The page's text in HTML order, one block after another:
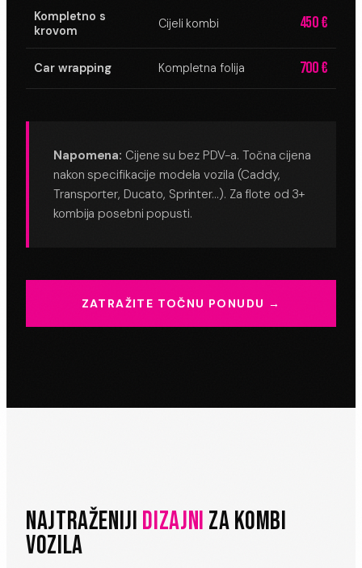
Kompletno s
krovom
Cijeli kombi 450 €
Car wrapping Kompletna folija 700 €
Napomena: Cijene su bez PDV-a. Točna cijena
nakon specifikacije modela vozila (Caddy,
Transporter, Ducato, Sprinter…). Za flote od 3+
kombija posebni popusti.
ZATRAŽITE TOČNU PONUDU →
NAJTRAŽENIJI DIZAJNI ZA KOMBI
VOZILA